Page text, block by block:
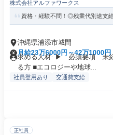
株式会社アルファワークス
資格・経験不問！◎残業代別途支
沖縄県浦添市城間
月給23万6000円～42万1000円
求める人材: ▶ 必須要項 未
る方 ■エコロジーや地球...
社員登用あり 交通費支給
正社員